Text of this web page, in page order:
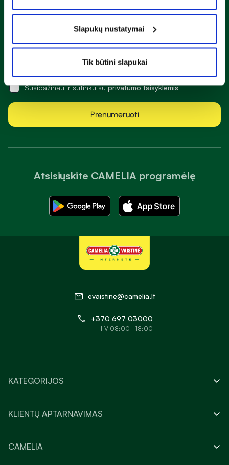
Slapukų nustatymai
Tik būtini slapukai
Atsisiųskite CAMELIA programėlę
Naujienlaiškis
Sužinok apie nuolaidas ir specialius pasiūlymus!
Susipažinau ir sutinku suprivatumo taisyklėmis
Prenumeruoti
evaistine@camelia.lt
+370 697 03000
I-V 08:00 - 18:00
KATEGORIJOS
KLIENTŲ APTARNAVIMAS
CAMELIA